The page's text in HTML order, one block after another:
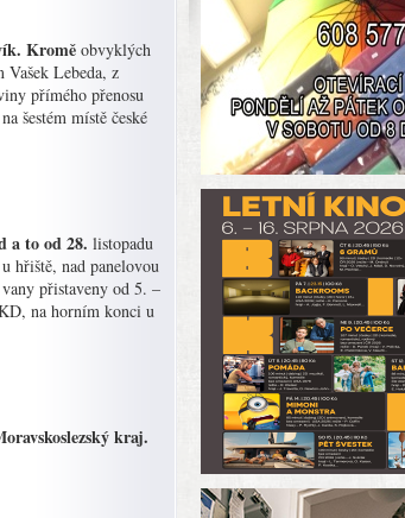
Kromě obvyklých
Lebeda, z
přímého přenosu
šestém místě české
a to od 28. listopadu
hřiště, nad panelovou
přistaveny od 5. –
na horním konci u
kraj.